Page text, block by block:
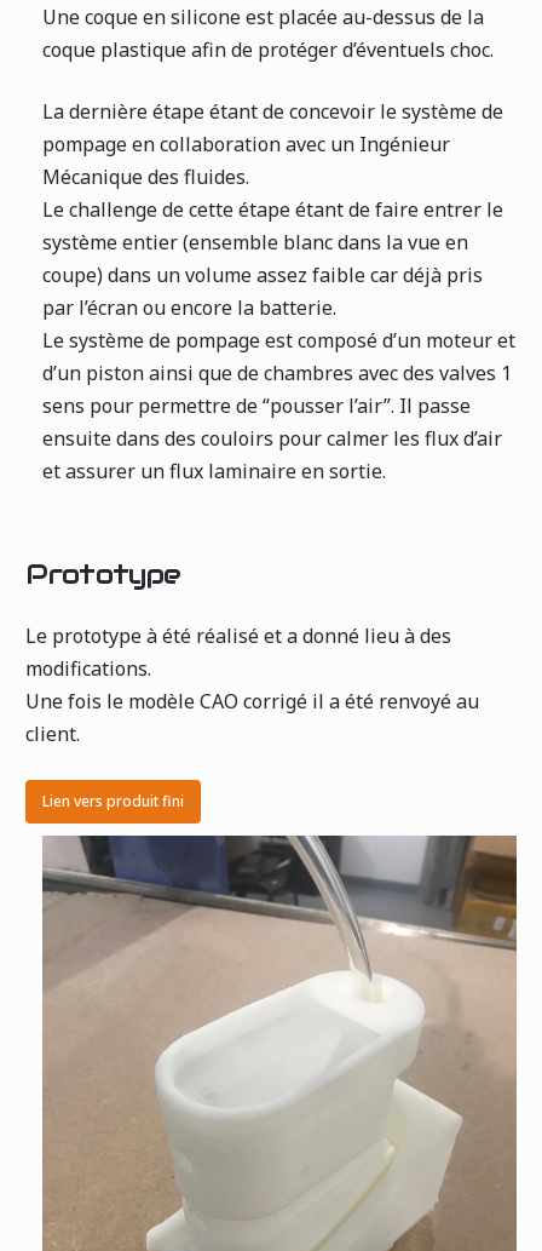
Une coque en silicone est placée au-dessus de la
coque plastique afin de protéger d’éventuels choc.
La dernière étape étant de concevoir le système de
pompage en collaboration avec un Ingénieur
Mécanique des fluides.
Le challenge de cette étape étant de faire entrer le
système entier (ensemble blanc dans la vue en
coupe) dans un volume assez faible car déjà pris
par l’écran ou encore la batterie.
Le système de pompage est composé d’un moteur et
d’un piston ainsi que de chambres avec des valves 1
sens pour permettre de “pousser l’air”. Il passe
ensuite dans des couloirs pour calmer les flux d’air
et assurer un flux laminaire en sortie.
Prototype
Le prototype à été réalisé et a donné lieu à des
modifications.
Une fois le modèle CAO corrigé il a été renvoyé au
client.
Lien vers produit fini